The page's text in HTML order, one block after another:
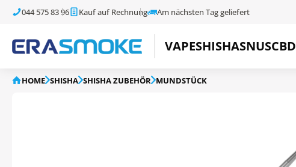
044 575 83 96 Kauf auf Rechnung Am nächsten Tag geliefert
VAPESHISHASNUSCBD
HOME SHISHA SHISHA ZUBEHÖR MUNDSTÜCK